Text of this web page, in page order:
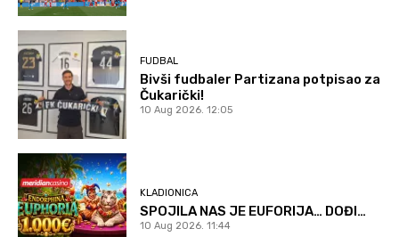
FUDBAL
Bivši fudbaler Partizana potpisao za
Čukarički!
10 Aug 2026. 12:05
KLADIONICA
SPOJILA NAS JE EUFORIJA… DOĐI…
10 Aug 2026. 11:44